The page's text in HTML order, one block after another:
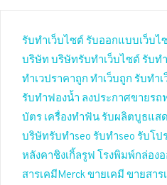
รับทำเว็บไซต์ รับออกแบบเว็บไ
บริษัท บริษัทรับทำเว็บไซต์ รับท
ทำเวปราคาถูก ทำเว็บถูก รับทำ
รับทำฟองน้ำ ลงประกาศขายรถ
บัตร เครื่องทำฟัน รับผลิตบูธแส
บริษัทรับทำseo รับทำseo รับโป
หลังคาชิงเกิ้ลรูฟ โรงพิมพ์กล่อง
สารเคมีMerckขายเคมี ขายสาร